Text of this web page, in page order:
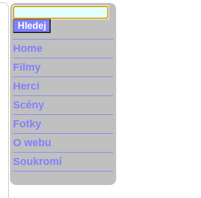
Home
Filmy
Herci
Scény
Fotky
O webu
Soukromí